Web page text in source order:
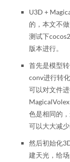
U3D +
的，本文不
测试下
版本进行。
首先是模型
conv进行转
可以对文件
色是相同的
可以大大减
然后初始化
建天光，给